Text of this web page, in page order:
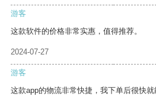
游客
这款软件的价格非常实惠，值得推荐。
2024-07-27
游客
这款app的物流非常快捷，我下单后很快就